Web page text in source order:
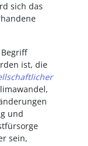
sich das
ist, die
und
sein,